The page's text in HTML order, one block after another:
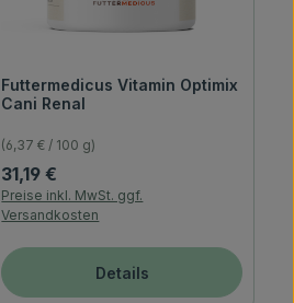
Futtermedicus Vitamin Optimix
Cani Renal
(6,37 € / 100 g)
Regulärer Preis:
31,19 €
Preise inkl. MwSt. ggf.
Versandkosten
Details